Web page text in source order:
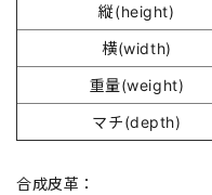
縦(height)
横(width)
重量(weight)
マチ(depth)
合成皮革：